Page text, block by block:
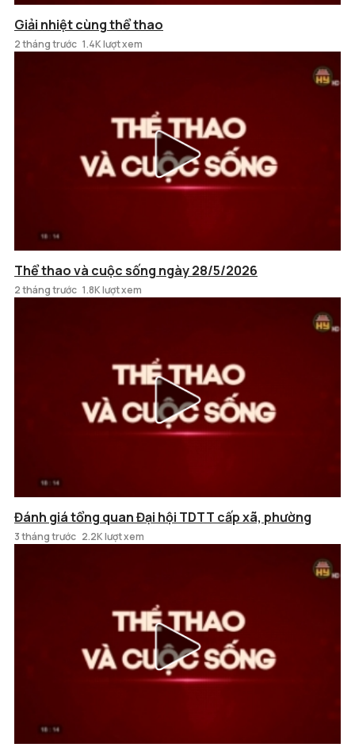
Giải nhiệt cùng thể thao
2 tháng trước 1.4K lượt xem
Thể thao và cuộc sống ngày 28/5/2026
2 tháng trước 1.8K lượt xem
Đánh giá tổng quan Đại hội TDTT cấp xã, phường
3 tháng trước 2.2K lượt xem